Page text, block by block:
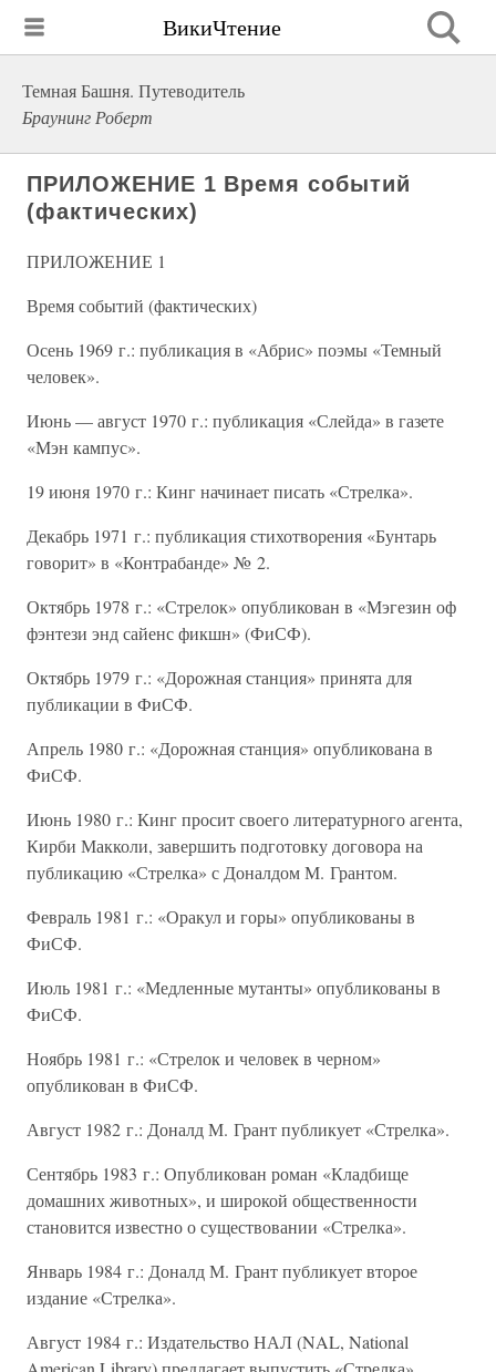
ВикиЧтение
Темная Башня. Путеводитель
Браунинг Роберт
ПРИЛОЖЕНИЕ 1 Время событий
(фактических)
ПРИЛОЖЕНИЕ 1
Время событий (фактических)
Осень 1969 г.: публикация в «Абрис» поэмы «Темный
человек».
Июнь — август 1970 г.: публикация «Слейда» в газете
«Мэн кампус».
19 июня 1970 г.: Кинг начинает писать «Стрелка».
Декабрь 1971 г.: публикация стихотворения «Бунтарь
говорит» в «Контрабанде» № 2.
Октябрь 1978 г.: «Стрелок» опубликован в «Мэгезин оф
фэнтези энд сайенс фикшн» (ФиСФ).
Октябрь 1979 г.: «Дорожная станция» принята для
публикации в ФиСФ.
Апрель 1980 г.: «Дорожная станция» опубликована в
ФиСФ.
Июнь 1980 г.: Кинг просит своего литературного агента,
Кирби Макколи, завершить подготовку договора на
публикацию «Стрелка» с Доналдом М. Грантом.
Февраль 1981 г.: «Оракул и горы» опубликованы в
ФиСФ.
Июль 1981 г.: «Медленные мутанты» опубликованы в
ФиСФ.
Ноябрь 1981 г.: «Стрелок и человек в черном»
опубликован в ФиСФ.
Август 1982 г.: Доналд М. Грант публикует «Стрелка».
Сентябрь 1983 г.: Опубликован роман «Кладбище
домашних животных», и широкой общественности
становится известно о существовании «Стрелка».
Январь 1984 г.: Доналд М. Грант публикует второе
издание «Стрелка».
Август 1984 г.: Издательство НАЛ (NAL, National